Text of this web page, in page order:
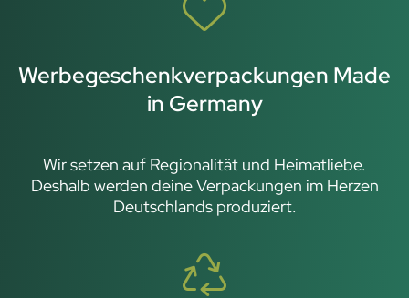
Werbegeschenkverpackungen Made
in Germany
Wir setzen auf Regionalität und Heimatliebe.
Deshalb werden deine Verpackungen im Herzen
Deutschlands produziert.